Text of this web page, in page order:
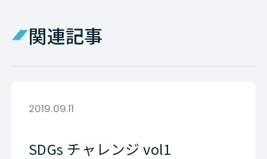
関連記事
2019.09.11
SDGs チャレンジ vol1